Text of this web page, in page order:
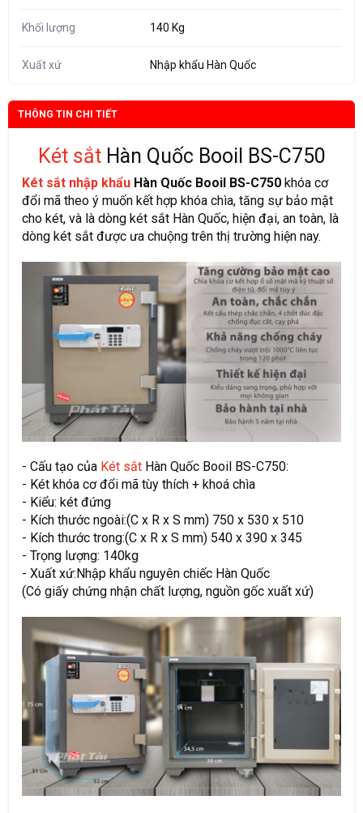
THÔNG TIN CHI TIẾT
Két sắtHàn Quốc Booil BS-C750
Két sắt nhập khẩu Hàn Quốc Booil BS-C750 khóa cơ
đổi mã theo ý muốn kết hợp khóa chìa, tăng sự bảo mật
cho két, và là dòng két sắt Hàn Quốc, hiện đại, an toàn, là
dòng két sắt được ưa chuộng trên thị trường hiện nay.
- Cấu tạo của Két sắt Hàn Quốc Booil BS-C750:
- Két khóa cơ đổi mã tùy thích + khoá chìa
- Kiểu: két đứng
- Kích thước ngoài:(C x R x S mm) 750 x 530 x 510
- Kích thước trong:(C x R x S mm) 540 x 390 x 345
- Trọng lượng: 140kg
- Xuất xứ:Nhập khẩu nguyên chiếc Hàn Quốc
(Có giấy chứng nhận chất lượng, nguồn gốc xuất xứ)
Khối lượng 140 Kg
Xuất xứ Nhập khẩu Hàn Quốc